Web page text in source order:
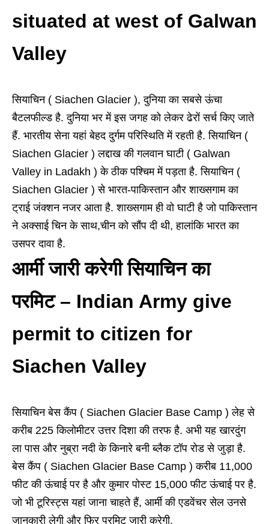
situated at west of Galwan
Valley
सियाचिन ( Siachen Glacier ), दुनिया का सबसे ऊंचा
बैटलफील्‍ड है. दुनिया भर में इस जगह को लेकर ढेरों सर्च किए जाते
हैं. भारतीय सेना यहां बेहद दुर्गम परिस्थिति में रहती है. सियाचिन (
Siachen Glacier ) लद्दाख की गलवान घाटी ( Galwan
Valley in Ladakh ) के ठीक पश्चिम में पड़ता है. सियाचिन (
Siachen Glacier ) से भारत-पाकिस्‍तान और शाख्सगाम का
ट्राईजंक्‍शन नजर आता है. शाख्सगाम ही वो घाटी है जो पाकिस्‍तान
ने अक्‍साईचिनके साथ,चीन को सौंप दी थी, हालांकि भारत का
उसपर दावा है.
आर्मी जारी करेगी सियाचिन का
परमिट – Indian Army give
permit to citizen for
Siachen Valley
सियाचिन बेस कैंप ( Siachen Glacier Base Camp )लेह से
करीब 225 किलोमीटर उत्तर दिशा की तरफ है. अभी यह खारदुंग
ला पास और नुब्रा नदी के किनारे बनी ब्‍लैक टॉप रोड से जुड़ा है.
बेस कैंप ( Siachen Glacier Base Camp )करीब 11,000
फीटकी ऊंचाई पर है और कुमार पोस्‍ट 15,000फीटऊंचाई पर है.
जो भी टूरिस्‍ट्स यहां जाना चाहते हैं, आर्मी की एडवेंचर सेल उनसे
जानकारी लेगी और फिर परमिट जारी करेगी.